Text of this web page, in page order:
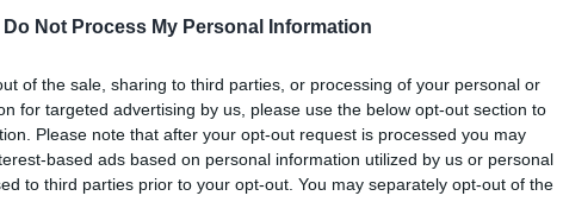
Do Not Process My Personal Information
of the sale, sharing to third parties, or processing of your personal or
for targeted advertising by us, please use the below opt-out section to
Please note that after your opt-out request is processed you may
based ads based on personal information utilized by us or personal
to third parties prior to your opt-out. You may separately opt-out of the
POWERED BY AdhubMedia